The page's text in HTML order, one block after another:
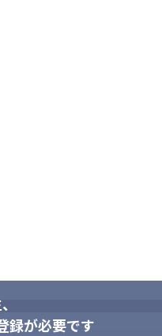
録が必要です